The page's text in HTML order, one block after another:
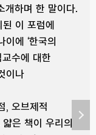
하며 한 말이다.
이 포럼에
에 ‘한국의
수에 대한
이나
, 오브제적
은 책이 우리의